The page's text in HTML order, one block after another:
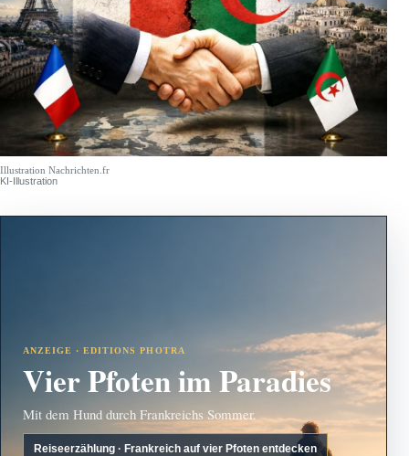
Illustration Nachrichten.fr
KI-Illustration
ANZEIGE · EDITIONS PHOTRA
Vier Pfoten im Paradies
Mit dem Hund durch Frankreichs Sommer.
Reiseerzählung · Frankreich auf vier Pfoten entdecken